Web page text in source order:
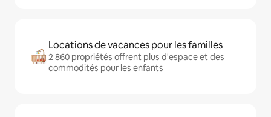
Locations de vacances pour les familles
2 860 propriétés offrent plus d'espace et des
commodités pour les enfants